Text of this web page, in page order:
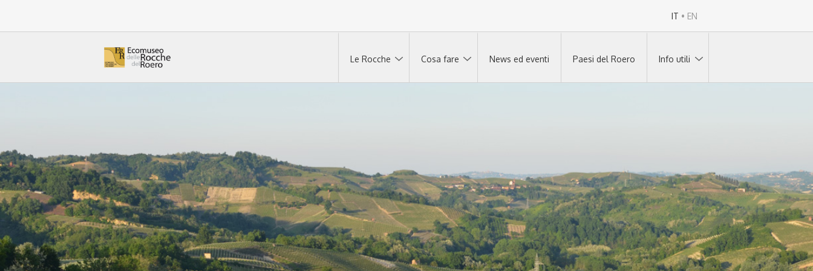
IT • EN
Le Rocche Cosa fare News ed eventi Paesi del Roero Info utili